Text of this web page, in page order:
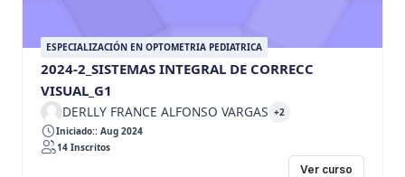
ESPECIALIZACIÓN EN OPTOMETRIA PEDIATRICA
2024-2_SISTEMAS INTEGRAL DE CORRECC
VISUAL_G1
DERLLY FRANCE ALFONSO VARGAS +2
Iniciado:: Aug 2024
14 Inscritos
Ver curso